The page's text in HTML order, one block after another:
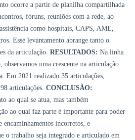
ocorre a partir de planilha compartilhada
fóruns, reuniões com a rede, ao
como hospitais, CAPS, AME,
Esse levantamento abrange tanto o
da articulação. RESULTADOS: Na linha
uma crescente na articulação
Em 2021 realizado 35 articulações,
articulações. CONCLUSÃO:
ao qual se atua, mas também
ao qual faz parte é importante para poder
encaminhamentos incorretos, e
o trabalho seja integrado e articulado em